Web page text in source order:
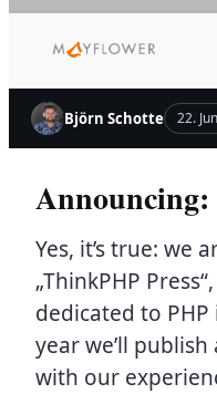
Inhalt
Björn Schotte 22.
Yes, it’s true: we
„ThinkPHP
dedicated to
year we’ll
with our